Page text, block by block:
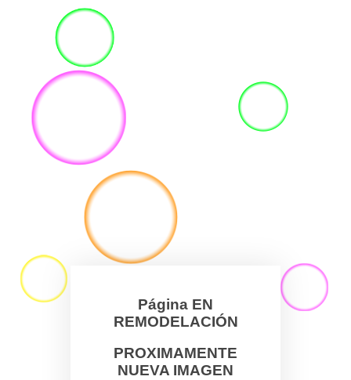
Página EN
REMODELACIÓN
PROXIMAMENTE
NUEVA IMAGEN